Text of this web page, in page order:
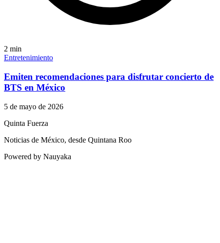
2 min
Entretenimiento
Emiten recomendaciones para disfrutar concierto de
BTS en México
5 de mayo de 2026
Quinta Fuerza
Noticias de México, desde Quintana Roo
Powered by Nauyaka